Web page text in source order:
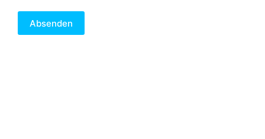
Absenden